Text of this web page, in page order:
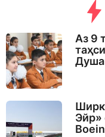
Аз 9
Эйр»